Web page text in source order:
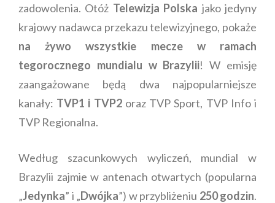
zadowolenia. Otóż Telewizja Polska jako jedyny
krajowy nadawca przekazu telewizyjnego, pokaże
na żywo wszystkie mecze w ramach
tegorocznego mundialu w Brazylii! W emisję
zaangażowane będą dwa najpopularniejsze
kanały: TVP1 i TVP2oraz TVP Sport, TVP Info i
TVP Regionalna.
Według szacunkowych wyliczeń, mundial w
Brazylii zajmie w antenach otwartych (popularna
„Jedynka” i „Dwójka”) w przybliżeniu 250 godzin.